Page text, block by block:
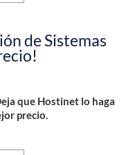
de Sistemas
que Hostinet lo haga
precio.